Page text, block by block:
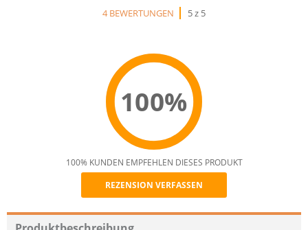
4 BEWERTUNGEN
5 z 5
100%
Recommend
100% KUNDEN EMPFEHLEN DIESES PRODUKT
REZENSION VERFASSEN